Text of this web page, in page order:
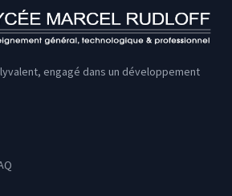
engagé dans un développement